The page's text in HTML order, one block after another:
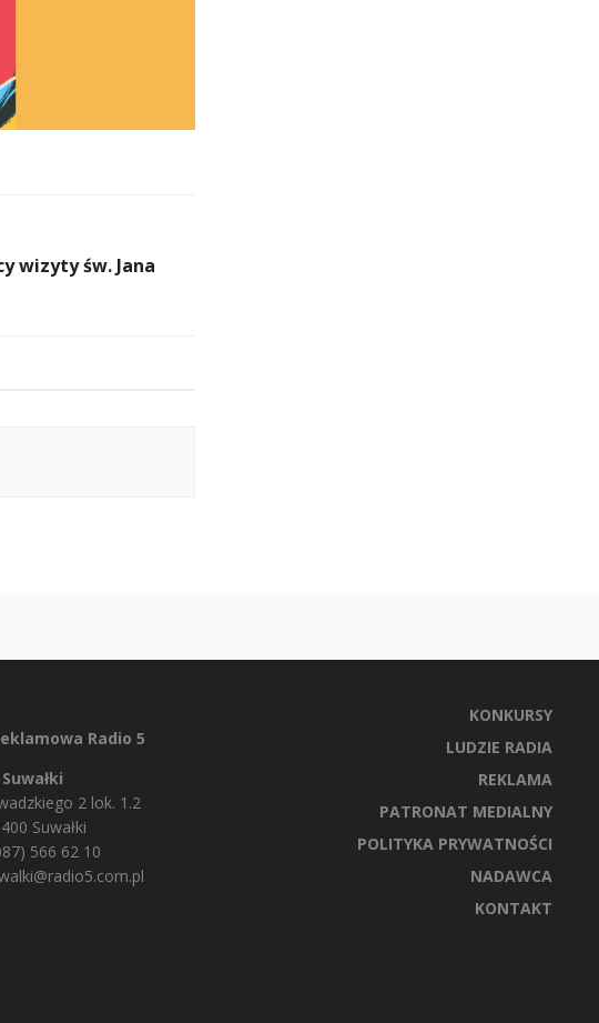
wizyty św. Jana
Radio 5
Suwałki
2 lok. 1.2
Suwałki
566 62 10
KONKURSY
LUDZIE RADIA
REKLAMA
PATRONAT MEDIALNY
POLITYKA PRYWATNOŚCI
NADAWCA
KONTAKT